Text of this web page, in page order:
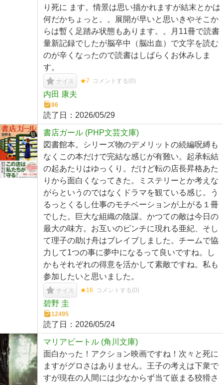
り死に ます。情景は思い描かれますが結末とかは
何だかちょっと。。展開が早いと思いきやそこか
らは暫く足踏み状態もあります。。月11冊で読書
量新記録でしたが脳卒中（脳出血）で文字を読む
のが辛くなったので読書はしばらくお休みしま
す。
ナイス ★7 コメントする(0)
内田 康夫
86
読了日： 2026/05/29
書店ガール (PHP文芸文庫)
図書館本。シリーズ物のデメリットの続編呪縛も
なくこの本だけで完結な感じが有難い。起承転結
の起あたりはゆっくり。だけど転の店長昇格あた
りから面白くなってきた。ミステリーとか考えな
がらというのではなくドラマを観ている感じ。う
るっとくるし仕事のモチベーションが上がる１冊
でした。巨大な組織の陰謀。かつての敵は今日の
最大の味方。お互いのピンチに現れる亜紀、そし
て理子の助け舟はブレイブしました。チームで協
力して1つの事に夢中になるって良いですね。し
かもそれぞれの得意を活かして素敵ですね。私も
参加したいと思いました。
ナイス ★16 コメントする(0)
碧野 圭
12495
読了日： 2026/05/24
マリアビートル (角川文庫)
面白かった！アクション映画ですね！次々と死に
ますがグロさはありません。王子の考えは下衆で
すが現在の人間には少なからず当て嵌まる狡猾さ